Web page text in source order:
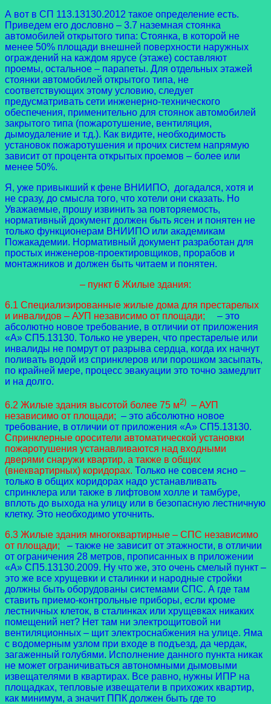
А вот в СП 113.13130.2012 такое определение есть.
Приведем его дословно – 3.7 наземная стоянка
автомобилей открытого типа: Стоянка, в которой не
менее 50% площади внешней поверхности наружных
ограждений на каждом ярусе (этаже) составляют
проемы, остальное – парапеты. Для отдельных этажей
стоянки автомобилей открытого типа, не
соответствующих этому условию, следует
предусматривать сети инженерно-технического
обеспечения, применительно для стоянок автомобилей
закрытого типа (пожаротушение, вентиляция,
дымоудаление и т.д.). Как видите, необходимость
установок пожаротушения и прочих систем напрямую
зависит от процента открытых проемов – более или
менее 50%.
Я, уже привыкший к фене ВНИИПО, догадался, хотя и
не сразу, до смысла того, что хотели они сказать. Но
Уважаемые, прошу извинить за повторяемость,
нормативный документ должен быть ясен и понятен не
только функционерам ВНИИПО или академикам
Пожакадемии. Нормативный документ разработан для
простых инженеров-проектировщиков, прорабов и
монтажников и должен быть читаем и понятен.
– пункт 6 Жилые здания:
6.1 Специализированные жилые дома для престарелых
и инвалидов – АУП независимо от площади;
– это
абсолютно новое требование, в отличии от приложения
«А» СП5.13130. Только не уверен, что престарелые или
инвалиды не помрут от разрыва сердца, когда их начнут
поливать водой из спринклеров или порошком засыпать,
по крайней мере, процесс эвакуации это точно замедлит
и на долго.
6.2 Жилые здания высотой более 75 м2) – АУП
независимо от площади; – это абсолютно новое
требование, в отличии от приложения «А» СП5.13130.
Спринклерные оросители автоматической установки
пожаротушения устанавливаются над входными
дверями снаружи квартир, а также в общих
(внеквартирных) коридорах. Только не совсем ясно –
только в общих коридорах надо устанавливать
спринклера или также в лифтовом холле и тамбуре,
вплоть до выхода на улицу или в безопасную лестничную
клетку. Это необходимо уточнить.
6.3 Жилые здания многоквартирные – СПС независимо
от площади;
– также не зависит от этажности, в отличии
от ограничения 28 метров, прописанных в приложении
«А» СП5.13130.2009. Ну что же, это очень смелый пункт –
это же все хрущевки и сталинки и народные стройки
должны быть оборудованы системами СПС. А где там
ставить приемо-контрольные приборы, если кроме
лестничных клеток, в сталинках или хрущевках никаких
помещений нет? Нет там ни электрощитовой ни
вентиляционных – щит электроснабжения на улице. Яма
с водомерным узлом при входе в подъезд, да чердак,
загаженный голубями. Исполнение данного пункта никак
не может ограничиваться автономными дымовыми
извещателями в квартирах. Все равно, нужны ИПР на
площадках, тепловые извещатели в прихожих квартир,
как минимум, а значит ППК должен быть где то